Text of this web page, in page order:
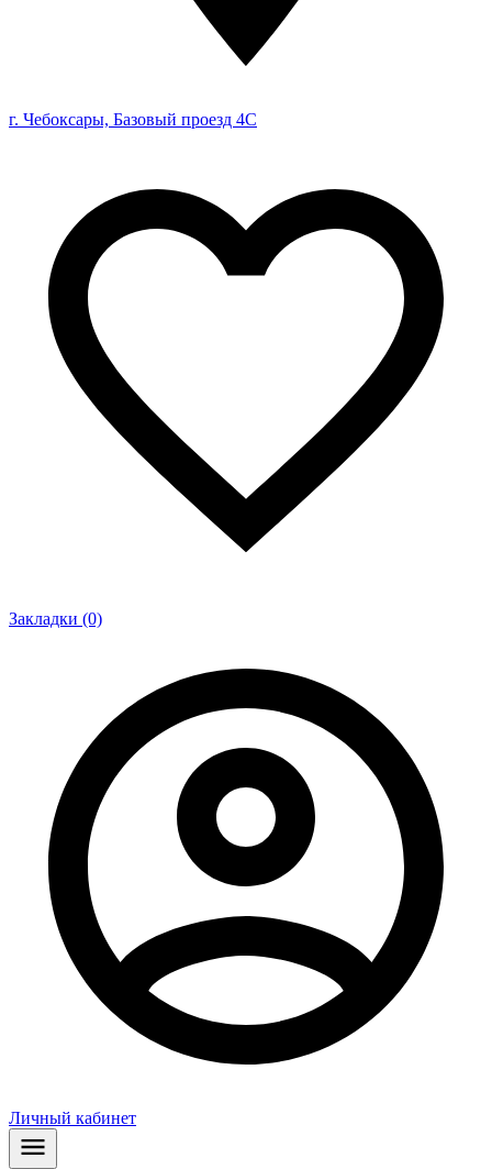
г. Чебоксары, Базовый проезд 4С
Закладки (0)
Личный кабинет